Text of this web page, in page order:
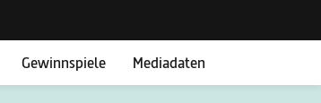
Gewinnspiele Mediadaten